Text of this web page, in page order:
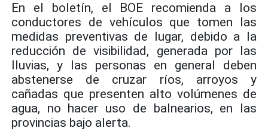
En el boletín, el BOE recomienda a los
conductores de vehículos que tomen las
medidas preventivas de lugar, debido a la
reducción de visibilidad, generada por las
lluvias, y las personas en general deben
abstenerse de cruzar ríos, arroyos y
cañadas que presenten alto volúmenes de
agua, no hacer uso de balnearios, en las
provincias bajo alerta.